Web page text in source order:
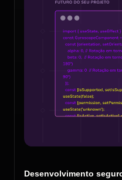
Desenvolvimento